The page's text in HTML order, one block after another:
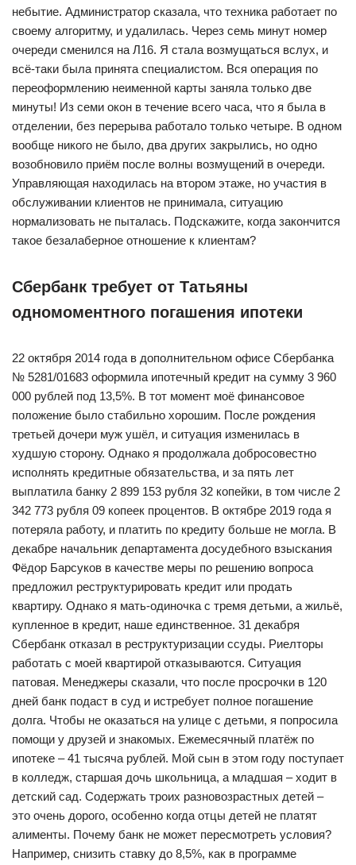
небытие. Администратор сказала, что техника работает по
своему алгоритму, и удалилась. Через семь минут номер
очереди сменился на Л16. Я стала возмущаться вслух, и
всё-таки была принята специалистом. Вся операция по
переоформлению неименной карты заняла только две
минуты! Из семи окон в течение всего часа, что я была в
отделении, без перерыва работало только четыре. В одном
вообще никого не было, два других закрылись, но одно
возобновило приём после волны возмущений в очереди.
Управляющая находилась на втором этаже, но участия в
обслуживании клиентов не принимала, ситуацию
нормализовать не пыталась. Подскажите, когда закончится
такое безалаберное отношение к клиентам?
Сбербанк требует от Татьяны
одномоментного погашения ипотеки
22 октября 2014 года в дополнительном офисе Сбербанка
№ 5281/01683 оформила ипотечный кредит на сумму 3 960
000 рублей под 13,5%. В тот момент моё финансовое
положение было стабильно хорошим. После рождения
третьей дочери муж ушёл, и ситуация изменилась в
худшую сторону. Однако я продолжала добросовестно
исполнять кредитные обязательства, и за пять лет
выплатила банку 2 899 153 рубля 32 копейки, в том числе 2
342 773 рубля 09 копеек процентов. В октябре 2019 года я
потеряла работу, и платить по кредиту больше не могла. В
декабре начальник департамента досудебного взыскания
Фёдор Барсуков в качестве меры по решению вопроса
предложил реструктурировать кредит или продать
квартиру. Однако я мать-одиночка с тремя детьми, а жильё,
купленное в кредит, наше единственное. 31 декабря
Сбербанк отказал в реструктуризации ссуды. Риелторы
работать с моей квартирой отказываются. Ситуация
патовая. Менеджеры сказали, что после просрочки в 120
дней банк подаст в суд и истребует полное погашение
долга. Чтобы не оказаться на улице с детьми, я попросила
помощи у друзей и знакомых. Ежемесячный платёж по
ипотеке – 41 тысяча рублей. Мой сын в этом году поступает
в колледж, старшая дочь школьница, а младшая – ходит в
детский сад. Содержать троих разновозрастных детей –
это очень дорого, особенно когда отцы детей не платят
алименты. Почему банк не может пересмотреть условия?
Например, снизить ставку до 8,5%, как в программе